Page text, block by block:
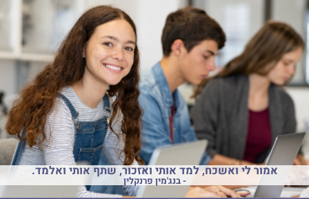
אמור לי ואשכח, למד אותי ואזכור, שתף אותי ואלמד.
- בנג'מין פרנקלין